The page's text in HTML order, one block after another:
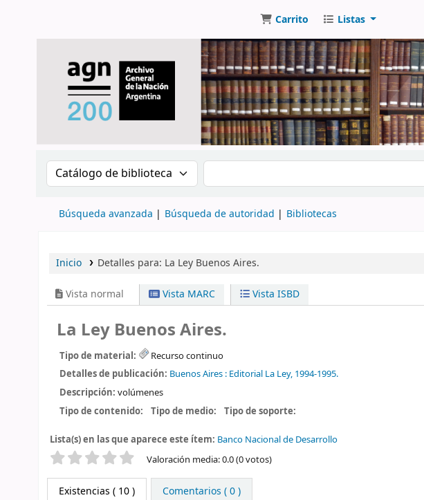
Carrito Listas
Buscar en el catálogo por: Buscar en el catálogo
Búsqueda avanzada Búsqueda de autoridad Bibliotecas
Inicio Detalles para: La Ley Buenos Aires.
Vista normal Vista MARC Vista ISBD
La Ley Buenos Aires.
Tipo de material:
Recurso continuo
Detalles de publicación: Buenos Aires : Editorial La Ley, 1994-1995.
Descripción: volúmenes
Tipo de contenido:
Tipo de medio: Tipo de soporte:
Lista(s) en las que aparece este ítem: Banco Nacional de Desarrollo
Valoración Valoración media: 0.0 (0 votos)
Existencias ( 10 ) Comentarios ( 0 )